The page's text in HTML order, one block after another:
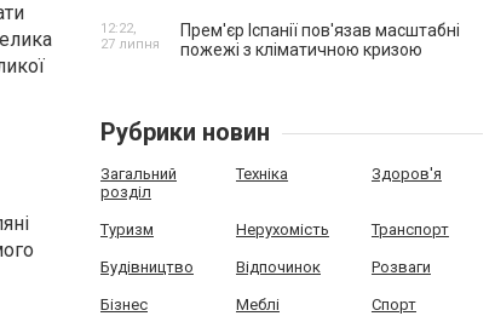
Прем'єр Іспанії пов'язав масштабні
пожежі з кліматичною кризою
12:22,
27 липня
Рубрики новин
Загальний
розділ
Техніка Здоров'я
Туризм Нерухомість Транспорт
Будівництво Відпочинок Розваги
Бізнес Меблі Спорт